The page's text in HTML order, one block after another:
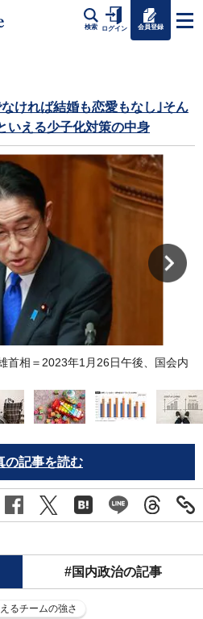
検索 ログイン 会員登録
ければ結婚も恋愛もなし｣そん
いえる少子化対策の中身
首相＝2023年1月26日午後、国会内
の記事を読む
#国内政治の記事
るチームの強さ